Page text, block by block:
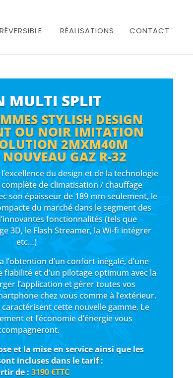
RÉALISATIONS CONTACT
MULTI SPLIT
STYLISH DESIGN
OU NOIR IMITATION
2MXM40M
GAZ R-32
du design et de la technologie
de climatisation / chauffage
son épaisseur de 189 mm seulement, le
du marché dans le segment des
fonctionnalités (tels que
3D, le Flash Streamer, la Wi-fi intégrer
etc…)
d’un confort inégalé, d’une
fiabilité et d’un pilotage optimum avec la
l’application et gérer toutes vos
chez vous comme à l’extérieur.
cette nouvelle gamme. Le
et l’économie d’énergie vous
et la mise en service ainsi que les
incluses dans le tarif :
de : 3190 €TTC